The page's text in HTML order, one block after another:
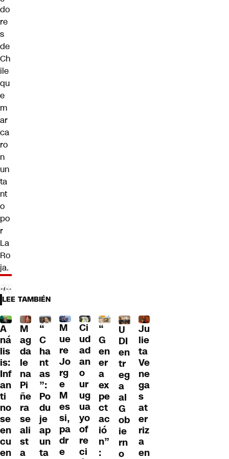
do
re
s
de
Ch
ile
qu
e
m
ar
ca
ro
n
un
ta
nt
o
po
r
La
Ro
ja.
LEE TAMBIÉN
A
ná
lis
is:
Inf
an
ti
no
se
en
cu
en
M
ag
da
le
na
Pi
ñe
ra
se
ali
st
a
“
C
ha
nt
as
”:
Po
du
je
ap
un
ta
M
ue
re
Jo
rg
e
M
es
si,
pa
dr
e
Ci
ud
ad
an
o
ur
ug
ua
yo
of
re
ci
“
G
en
er
a
ex
pe
ct
ac
ió
n”
:
U
DI
en
tr
eg
a
al
G
ob
ie
rn
o
Ju
lie
ta
Ve
ne
ga
s
at
er
riz
a
en